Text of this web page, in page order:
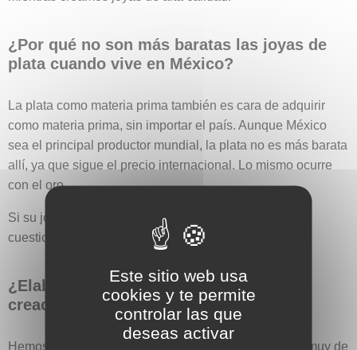
¿Por qué no son más baratas las joyas de
plata cuando vive en México?
La plata como materia prima también es cara de adquirir
como materia prima, sin importar el país. Aunque México
sea el principal productor mundial, la plata no es más barata
allí, ya que sigue el precio internacional. Lo mismo ocurre
con el oro.
Si su joya de plata tiene un precio muy bajo, debería
cuestionar su calidad.
¿Elaboran sus joyas o encargan las
creaciones a un artesano local?
Hemos notado que en los últimos años se ha puesto muy de
Este sitio web usa
cookies y te permite
controlar las que
deseas activar